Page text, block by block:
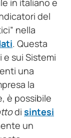
in italiano e
del
nella
. Questa
sui Sistemi
una
la
è possibile
di sintesi
un